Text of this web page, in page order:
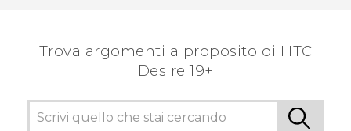
Trova argomenti a proposito di ‎HTC
Desire 19+‎